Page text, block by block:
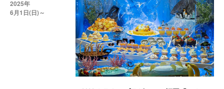
2025年
6月1日(日)～